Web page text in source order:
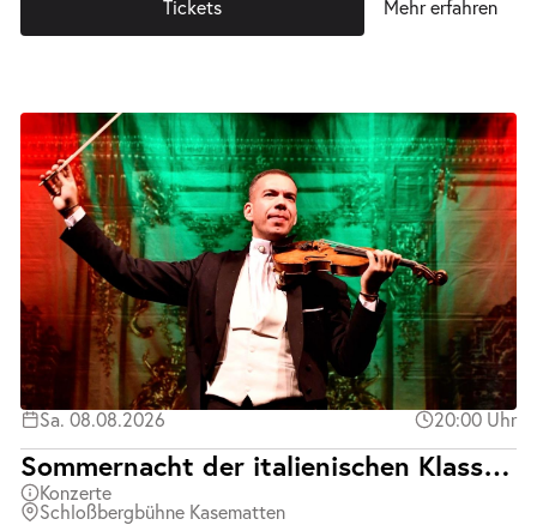
Tickets Mehr erfahren
Sa. 08.08.2026 20:00 Uhr
Sommernacht der italienischen Klassiker | Teatro d´Opera Italiana | Abgesagt
Konzerte
Schloßbergbühne Kasematten